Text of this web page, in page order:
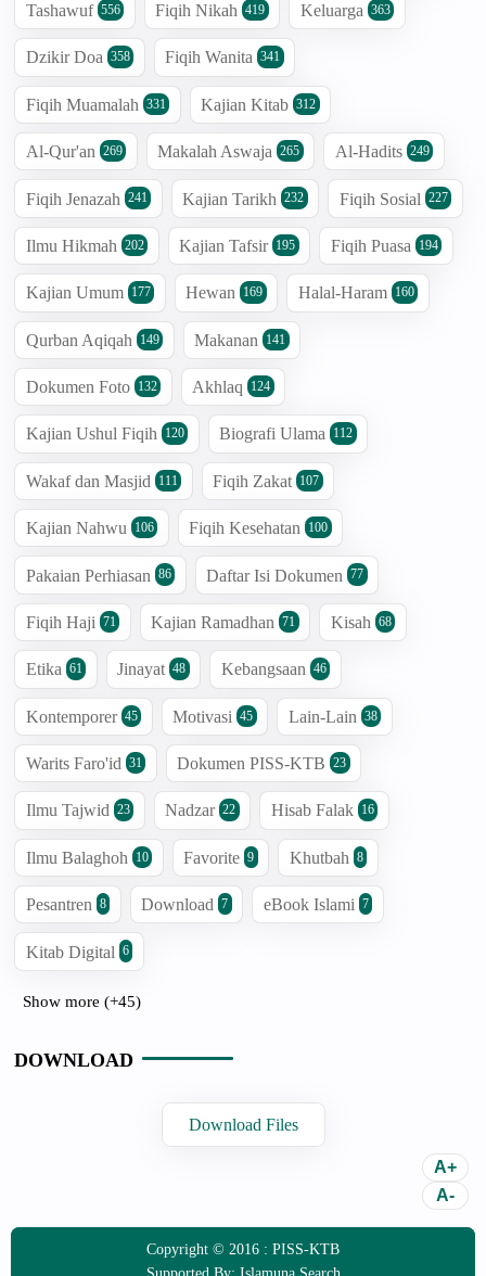
Tashawuf 556 Fiqih Nikah 419 Keluarga 363
Dzikir Doa 358 Fiqih Wanita 341
Fiqih Muamalah 331 Kajian Kitab 312
Al-Qur'an 269 Makalah Aswaja 265 Al-Hadits 249
Fiqih Jenazah 241 Kajian Tarikh 232 Fiqih Sosial 227
Ilmu Hikmah 202 Kajian Tafsir 195 Fiqih Puasa 194
Kajian Umum 177 Hewan 169 Halal-Haram 160
Qurban Aqiqah 149 Makanan 141
Dokumen Foto 132 Akhlaq 124
Kajian Ushul Fiqih 120 Biografi Ulama 112
Wakaf dan Masjid 111 Fiqih Zakat 107
Kajian Nahwu 106 Fiqih Kesehatan 100
Pakaian Perhiasan 86 Daftar Isi Dokumen 77
Fiqih Haji 71 Kajian Ramadhan 71 Kisah 68
Etika 61 Jinayat 48 Kebangsaan 46
Kontemporer 45 Motivasi 45 Lain-Lain 38
Warits Faro'id 31 Dokumen PISS-KTB 23
Ilmu Tajwid 23 Nadzar 22 Hisab Falak 16
Ilmu Balaghoh 10 Favorite 9 Khutbah 8
Pesantren 8 Download 7 eBook Islami 7
Kitab Digital 6
Show more (+45)
DOWNLOAD
Download Files
Copyright © 2016 : PISS-KTB